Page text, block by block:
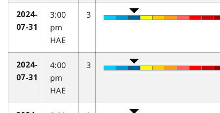
2024-
07-31
3:00
pm
HAE
3
2024-
07-31
4:00
pm
HAE
3